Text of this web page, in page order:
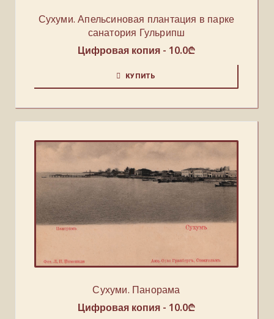
Сухуми. Апельсиновая плантация в парке
санатория Гульрипш
Цифровая копия - 10.0₾
КУПИТЬ
Сухуми. Панорама
Цифровая копия - 10.0₾